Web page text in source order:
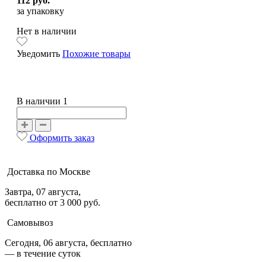
за упаковку
Нет в наличии
Уведомить Похожие товары
В наличии 1
Оформить заказ
Доставка по Москве
Завтра, 07 августа,
бесплатно от 3 000 руб.
Самовывоз
Сегодня, 06 августа, бесплатно
— в течение суток